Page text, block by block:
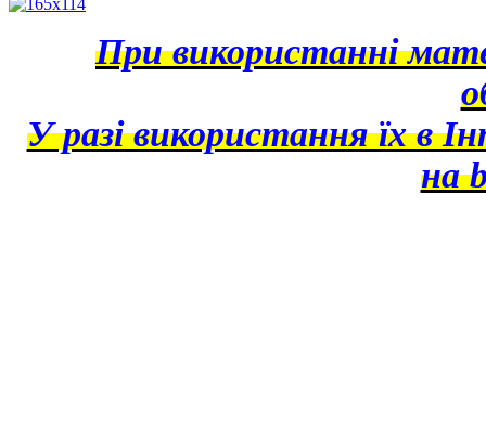
При використанні
У разі використання їх в
на